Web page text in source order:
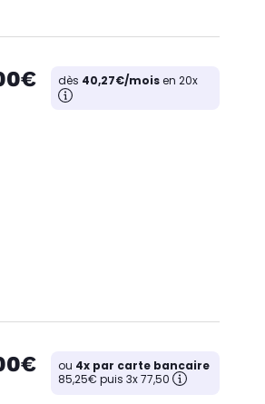
dès 40,27€/moisen 20x
ou 4x par carte bancaire
85,25€ puis 3x 77,50